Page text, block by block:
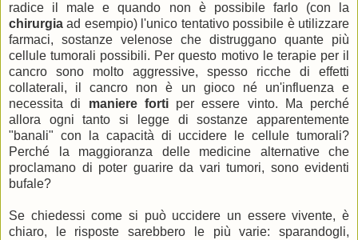
radice il male e quando non è possibile farlo (con la
chirurgia ad esempio) l'unico tentativo possibile è utilizzare
farmaci, sostanze velenose che distruggano quante più
cellule tumorali possibili. Per questo motivo le terapie per il
cancro sono molto aggressive, spesso ricche di effetti
collaterali, il cancro non è un gioco né un'influenza e
necessita di maniere fortiper essere vinto. Ma perché
allora ogni tanto si legge di sostanze apparentemente
"banali" con la capacità di uccidere le cellule tumorali?
Perché la maggioranza delle medicine alternative che
proclamano di poter guarire da vari tumori, sono evidenti
bufale?
Se chiedessi come si può uccidere un essere vivente, è
chiaro, le risposte sarebbero le più varie: sparandogli,